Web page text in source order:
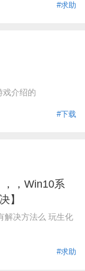
#求助
戏介绍的
#下载
，Win10系
】
解决方法么 玩生化
#求助